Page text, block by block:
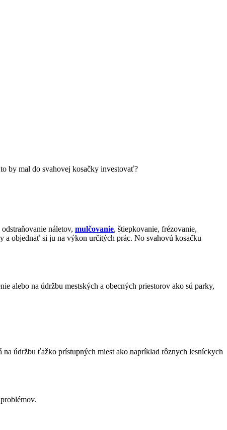
by mal do svahovej kosačky investovať?
náletov, mulčovanie, štiepkovanie, frézovanie,
a objednať si ju na výkon určitých prác. No svahovú kosačku
alebo na údržbu mestských a obecných priestorov ako sú parky,
údržbu ťažko prístupných miest ako napríklad rôznych lesníckych